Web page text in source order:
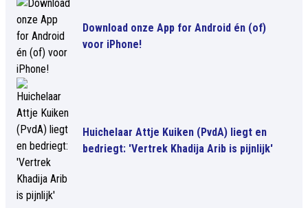
Download onze App for Android én (of)
voor iPhone!
Huichelaar Attje Kuiken (PvdA) liegt en
bedriegt: 'Vertrek Khadija Arib is pijnlijk'